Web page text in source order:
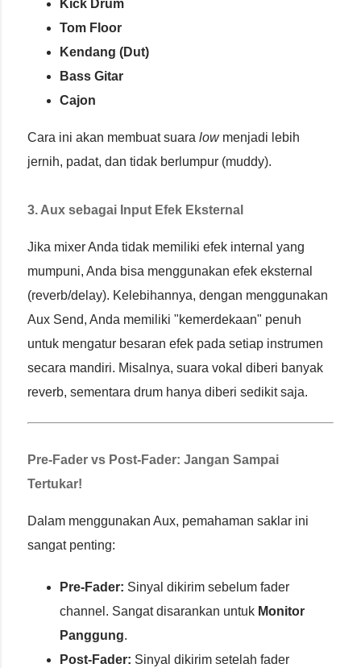
Kick Drum
Tom Floor
Kendang (Dut)
Bass Gitar
Cajon
Cara ini akan membuat suara lowmenjadi lebih
jernih, padat, dan tidak berlumpur (muddy).
3. Aux sebagai Input Efek Eksternal
Jika mixer Anda tidak memiliki efek internal yang
mumpuni, Anda bisa menggunakan efek eksternal
(reverb/delay). Kelebihannya, dengan menggunakan
Aux Send, Anda memiliki "kemerdekaan" penuh
untuk mengatur besaran efek pada setiap instrumen
secara mandiri. Misalnya, suara vokal diberi banyak
reverb, sementara drum hanya diberi sedikit saja.
Pre-Fader vs Post-Fader: Jangan Sampai
Tertukar!
Dalam menggunakan Aux, pemahaman saklar ini
sangat penting:
Pre-Fader: Sinyal dikirim sebelum fader
channel. Sangat disarankan untuk Monitor
Panggung.
Post-Fader: Sinyal dikirim setelah fader